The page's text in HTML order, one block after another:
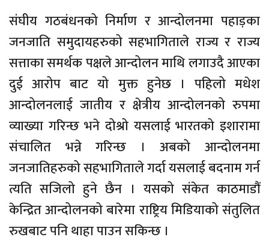
संघीय गठबंधनको निर्माण र आन्दोलनमा पहाड़का
जनजाति समुदायहरुको सहभागिताले राज्य र राज्य
सत्ताका समर्थक पक्षले आन्दोलन माथि लगाउदै आएका
दुई आरोप बाट यो मुक्त हुनेछ । पहिलो मधेश
आन्दोलनलाई जातीय र क्षेत्रीय आन्दोलनको रुपमा
व्याख्या गरिन्छ भने दोश्रो यसलाई भारतको इशारामा
संचालित भन्ने गरिन्छ । अबको आन्दोलनमा
जनजातिहरुको सहभागिताले गर्दा यसलाई बदनाम गर्न
त्यति सजिलो हुने छैन । यसको संकेत काठमाडौं
केन्द्रित आन्दोलनको बारेमा राष्ट्रिय मिडियाको संतुलित
रुखबाट पनि थाहा पाउन सकिन्छ ।